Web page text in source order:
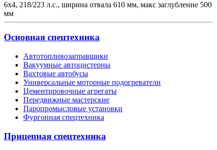
6х4, 218/223 л.с., ширина отвала 610 мм, макс заглубление 500
мм
Основная спецтехника
Автотопливозаправщики
Вакуумные автоцистерны
Вахтовые автобусы
Универсальные моторные подогреватели
Цементировочные агрегаты
Передвижные мастерские
Паропромысловые установки
Фургонная спецтехника
Прицепная спецтехника